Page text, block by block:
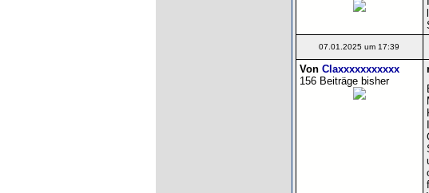
07.01.2025 um 17:39
Von Claxxxxxxxxxxx
156 Beiträge bisher